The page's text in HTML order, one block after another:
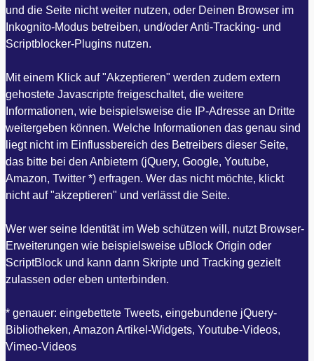
und die Seite nicht weiter nutzen, oder Deinen Browser im
Inkognito-Modus betreiben, und/oder Anti-Tracking- und
Scriptblocker-Plugins nutzen.
Mit einem Klick auf "Akzeptieren" werden zudem extern
gehostete Javascripte freigeschaltet, die weitere
Informationen, wie beispielsweise die IP-Adresse an Dritte
weitergeben können. Welche Informationen das genau sind
liegt nicht im Einflussbereich des Betreibers dieser Seite,
das bitte bei den Anbietern (jQuery, Google, Youtube,
Amazon, Twitter *) erfragen. Wer das nicht möchte, klickt
nicht auf "akzeptieren" und verlässt die Seite.
Wer wer seine Identität im Web schützen will, nutzt Browser-
Erweiterungen wie beispielsweise uBlock Origin oder
ScriptBlock und kann dann Skripte und Tracking gezielt
zulassen oder eben unterbinden.
* genauer: eingebettete Tweets, eingebundene jQuery-
Bibliotheken, Amazon Artikel-Widgets, Youtube-Videos,
Vimeo-Videos